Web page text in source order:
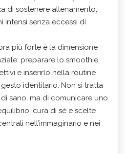
di sostenere allenamento,
intensi senza eccessi di
più forte è la dimensione
preparare lo smoothie,
e inserirlo nella routine
identitario. Non si tratta
sano, ma di comunicare uno
cura di sé e scelte
nell’immaginario e nei